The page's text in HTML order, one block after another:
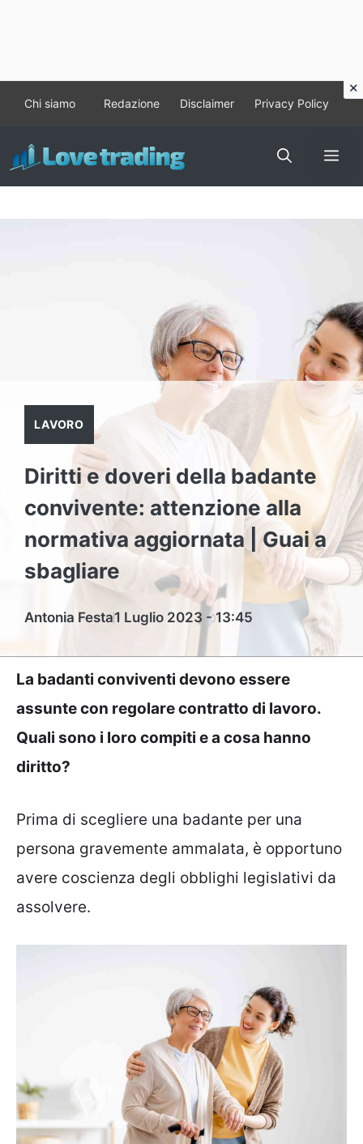
contenuto
Chi siamo Redazione Disclaimer Privacy Policy
LAVORO
Diritti e doveri della badante
convivente: attenzione alla
normativa aggiornata | Guai a
sbagliare
Antonia Festa1 Luglio 2023 - 13:45
La badanti conviventi devono essere
assunte con regolare contratto di lavoro.
Quali sono i loro compiti e a cosa hanno
diritto?
Prima di scegliere una badante per una
persona gravemente ammalata, è opportuno
avere coscienza degli obblighi legislativi da
assolvere.